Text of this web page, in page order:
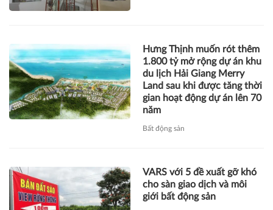
Hưng Thịnh muốn rót thêm
1.800 tỷ mở rộng dự án khu
du lịch Hải Giang Merry
Land sau khi được tăng thời
gian hoạt động dự án lên 70
năm
Bất động sản
VARS với 5 đề xuất gỡ khó
cho sàn giao dịch và môi
giới bất động sản